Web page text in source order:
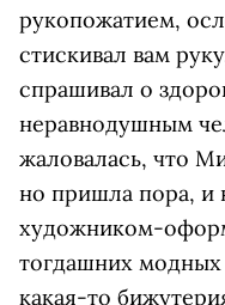
рукопожатием,
стискивал вам
спрашивал о
неравнодушным
жаловалась, что
но пришла пора, и
художником-
тогдашних
какая-то